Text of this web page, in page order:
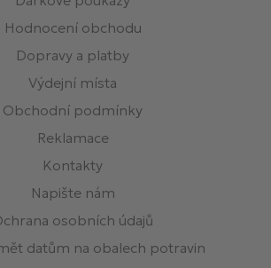
Hodnocení obchodu
Dopravy a platby
Výdejní místa
Obchodní podmínky
Reklamace
Kontakty
Napište nám
osobních údajů
datům na obalech potravin